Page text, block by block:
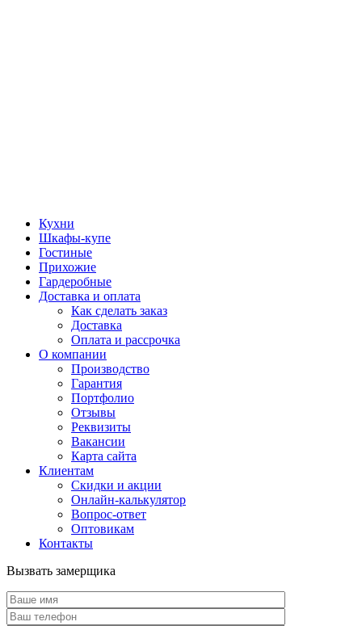
Кухни
Шкафы-купе
Гостиные
Прихожие
Гардеробные
Доставка и оплата
Как сделать заказ
Доставка
Оплата и рассрочка
О компании
Производство
Гарантия
Портфолио
Отзывы
Реквизиты
Вакансии
Карта сайта
Клиентам
Скидки и акции
Онлайн-калькулятор
Вопрос-ответ
Оптовикам
Контакты
Вызвать замерщика